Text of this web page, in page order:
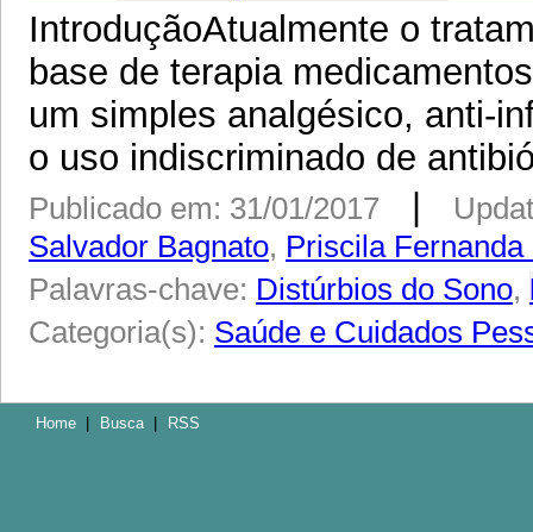
IntroduçãoAtualmente o
base de terapia
um simples analgésico, anti-
o uso indiscriminado de
Publicado em: 31/01/2017
Salvador Bagnato, Priscila
Palavras-chave: Distúrbios do Sono,
Categoria(s): Saúde e Cuidados
Home Busca RSS